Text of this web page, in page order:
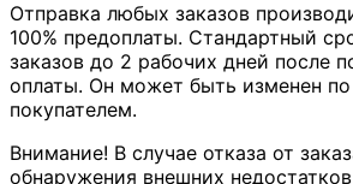
Отправка любых заказов
100% предоплаты. Стандартный
заказов до 2 рабочих дней после
оплаты. Он может быть изменен по
покупателем.
Внимание! В случае отказа от
обнаружения внешних